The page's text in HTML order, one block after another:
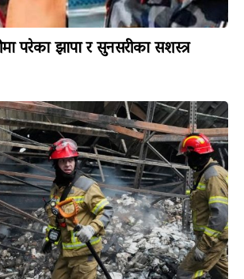
परेका झापा र सुनसरीका सशस्त्र